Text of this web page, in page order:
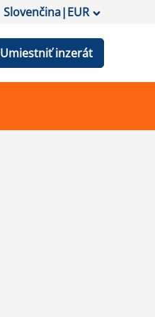
Slovenčina|EUR
Umiestniť inzerát